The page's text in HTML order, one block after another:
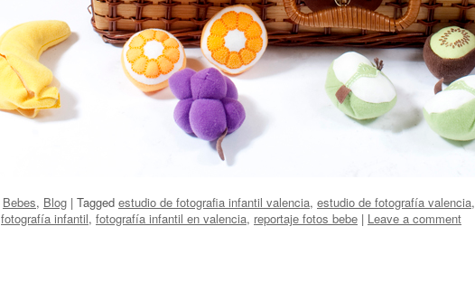
Bebes, Blog | Tagged estudio de fotografia infantil valencia, estudio de fotografía valencia,
fotografía infantil, fotografía infantil en valencia, reportaje fotos bebe | Leave a comment